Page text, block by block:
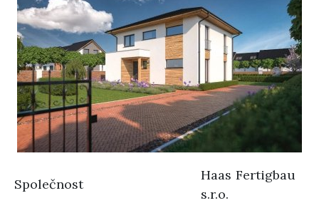
Společnost
Haas Fertigbau
s.r.o.